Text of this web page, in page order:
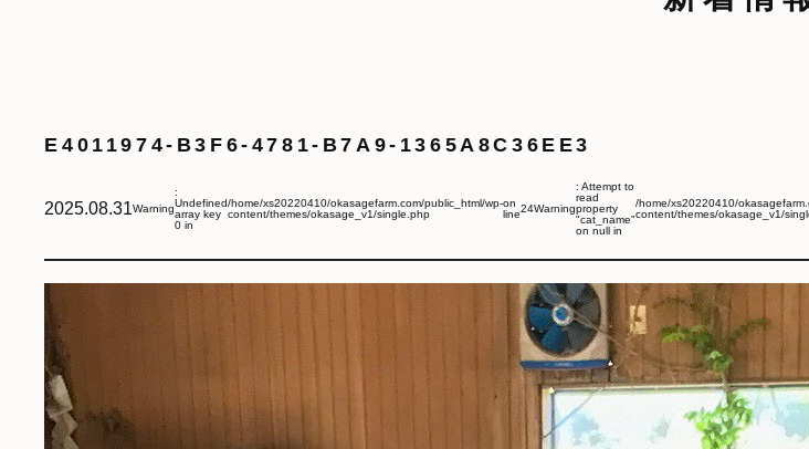
E4011974-B3F6-4781-B7A9-1365A8C36EE3
2025.08.31Warning
:
Undefined
array key
0 in
/home/xs20220410/okasagefarm.com/public_html/wp-
content/themes/okasage_v1/single.php
on
line24Warning
: Attempt to
read
property
"cat_name"
on null in
/home/xs20220410/
content/themes/okasage_v1/